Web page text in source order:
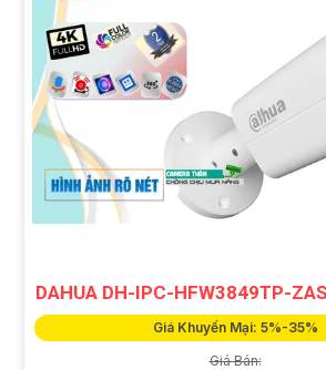
DAHUA DH-IPC-HFW3849TP-
Giá Khuyến Mại: 5%-35%
Giá Bán: